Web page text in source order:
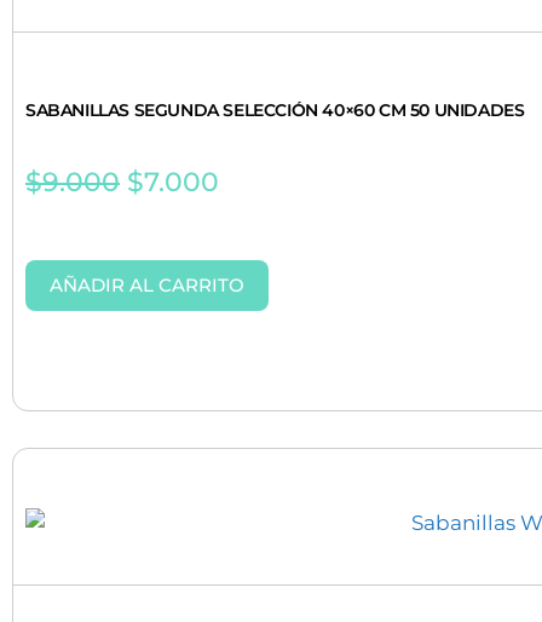
SABANILLAS SEGUNDA SELECCIÓN 40×60 CM 50 UNIDADES
$9.000 $7.000
AÑADIR AL CARRITO